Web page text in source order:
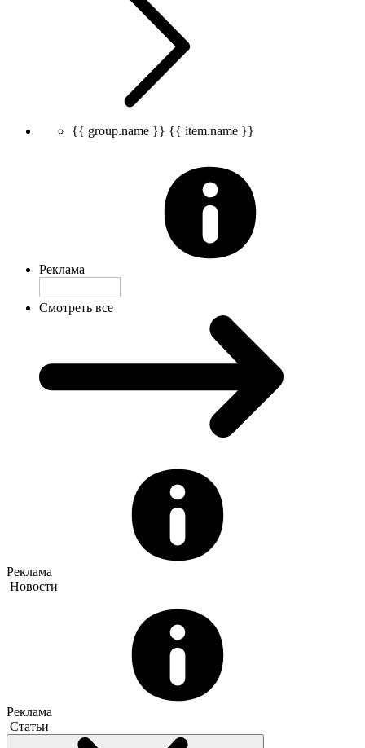
{{ group.name }} {{ item.name }}
Реклама
Смотреть все
Реклама
Новости
Реклама
Статьи